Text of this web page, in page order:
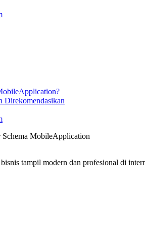
Direkomendasikan
Schema MobileApplication
tampil modern dan profesional di